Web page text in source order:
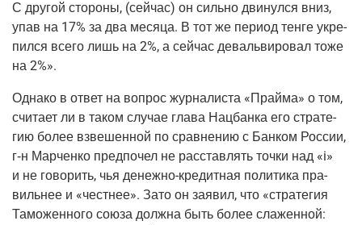
С дру­гой сто­ро­ны, (сей­час) он силь­но дви­нул­ся вниз,
упав на 17% за два меся­ца. В тот же пери­од тен­ге укре­
пил­ся все­го лишь на 2%, а сей­час деваль­ви­ро­вал тоже
на 2%».
Одна­ко в ответ на вопрос жур­на­ли­ста «Прай­ма» о том,
счи­та­ет ли в таком слу­чае гла­ва Нац­бан­ка его стра­те­
гию более взве­шен­ной по срав­не­нию с Бан­ком Рос­сии,
г‑н Мар­чен­ко пред­по­чел не рас­став­лять точ­ки над «i»
и не гово­рить, чья денеж­но-кре­дит­ная поли­ти­ка пра­
виль­нее и «чест­нее». Зато он заявил, что «стра­те­гия
Тамо­жен­но­го сою­за долж­на быть более сла­жен­ной: